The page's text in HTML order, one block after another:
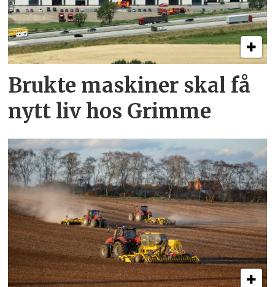
Brukte maskiner skal få
nytt liv hos Grimme